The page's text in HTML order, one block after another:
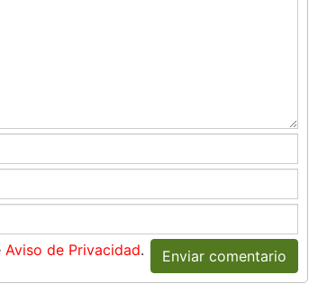
Aviso de Privacidad. Enviar comentario